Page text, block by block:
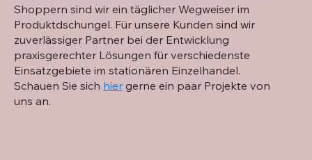
Shoppern sind wir ein täglicher Wegweiser im
Produktdschungel. Für unsere Kunden sind wir
zuverlässiger Partner bei der Entwicklung
praxisgerechter Lösungen für verschiedenste
Einsatzgebiete im stationären Einzelhandel.​
Schauen Sie sich hier gerne ein paar Projekte von
uns an.